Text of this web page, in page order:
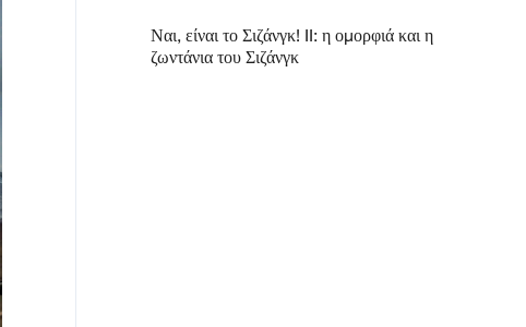
Ναι, είναι το Σιζάνγκ! II: η ομορφιά και η
ζωντάνια του Σιζάνγκ